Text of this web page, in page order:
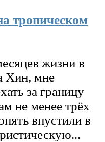
тропическом
жизни в
Хин, мне
за границу
не менее трёх
впустили в